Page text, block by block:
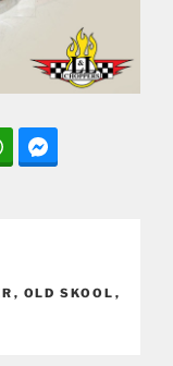
, OLD SKOOL ,